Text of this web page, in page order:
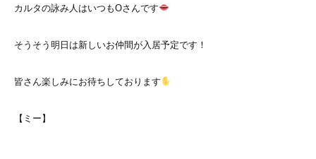
カルタの詠み人はいつもOさんです
そうそう明日は新しいお仲間が入居予定です！
皆さん楽しみにお待ちしております
【ミー】